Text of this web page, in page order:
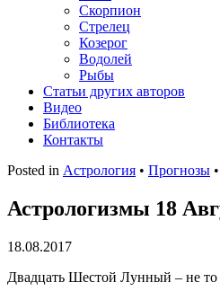
Скорпион
Стрелец
Козерог
Водолей
Рыбы
Статьи других авторов
Видео
Библиотека
Контакты
Posted in Астрология • Прогнозы •
Астрологизмы 18
18.08.2017
Двадцать Шестой Лунный – не то